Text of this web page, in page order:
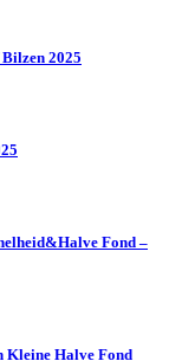
2025
Fond –
Kleine Halve Fond